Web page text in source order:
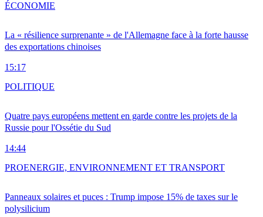
La « résilience surprenante » de l'Allemagne face à la forte hausse
des exportations chinoises
15:17
ÉCONOMIE
Quatre pays européens mettent en garde contre les projets de la
Russie pour l'Ossétie du Sud
14:44
POLITIQUE
Panneaux solaires et puces : Trump impose 15% de taxes sur le
polysilicium
PROENERGIE, ENVIRONNEMENT ET TRANSPORT